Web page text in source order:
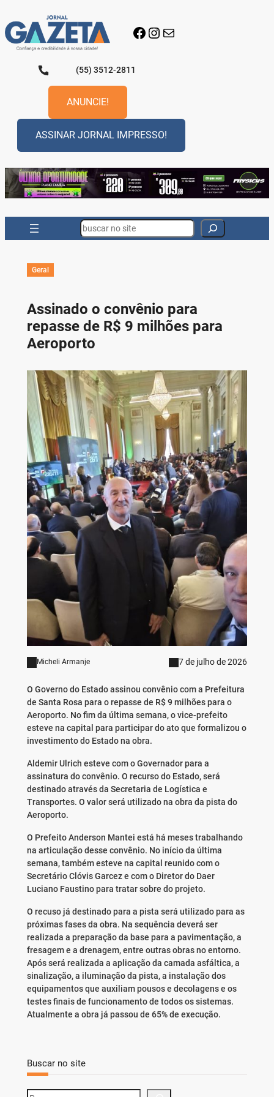
para
o
conteúdo
Facebook
Instagram
E-mail
(55) 3512-2811
ANUNCIE!
ASSINAR JORNAL IMPRESSO!
Search
Geral
Assinado o convênio para
repasse de R$ 9 milhões para
Aeroporto
Micheli Armanje 7 de julho de 2026
O Governo do Estado assinou convênio com a Prefeitura
de Santa Rosa para o repasse de R$ 9 milhões para o
Aeroporto. No fim da última semana, o vice-prefeito
esteve na capital para participar do ato que formalizou o
investimento do Estado na obra.
Aldemir Ulrich esteve com o Governador para a
assinatura do convênio. O recurso do Estado, será
destinado através da Secretaria de Logística e
Transportes. O valor será utilizado na obra da pista do
Aeroporto.
O Prefeito Anderson Mantei está há meses trabalhando
na articulação desse convênio. No início da última
semana, também esteve na capital reunido com o
Secretário Clóvis Garcez e com o Diretor do Daer
Luciano Faustino para tratar sobre do projeto.
O recuso já destinado para a pista será utilizado para as
próximas fases da obra. Na sequência deverá ser
realizada a preparação da base para a pavimentação, a
fresagem e a drenagem, entre outras obras no entorno.
Após será realizada a aplicação da camada asfáltica, a
sinalização, a iluminação da pista, a instalação dos
equipamentos que auxiliam pousos e decolagens e os
testes finais de funcionamento de todos os sistemas.
Atualmente a obra já passou de 65% de execução.
Buscar no site
S